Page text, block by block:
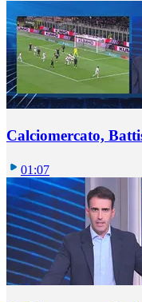
Calciomercato,
01:07